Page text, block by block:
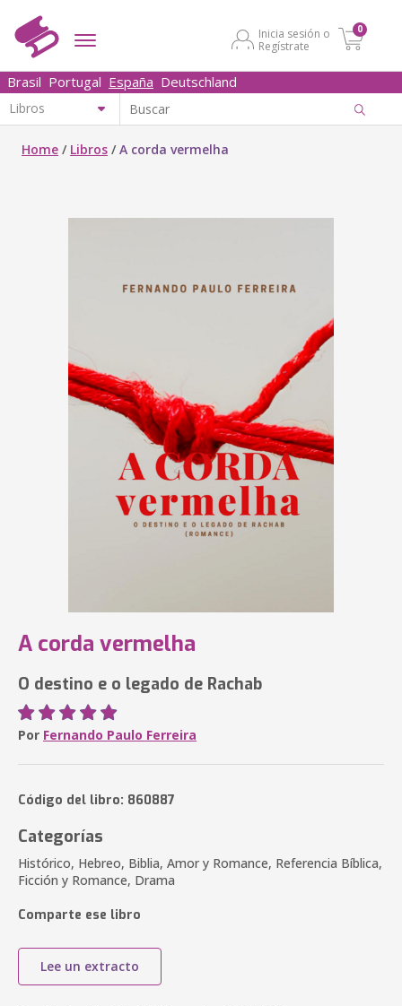
Inicia sesión o
Regístrate
0
Brasil Portugal España Deutschland
Home / Libros /A corda vermelha
A corda vermelha
O destino e o legado de Rachab
Por Fernando Paulo Ferreira
Código del libro: 860887
Categorías
Histórico, Hebreo, Biblia, Amor y Romance, Referencia Bíblica,
Ficción y Romance, Drama
Comparte ese libro
Lee un extracto